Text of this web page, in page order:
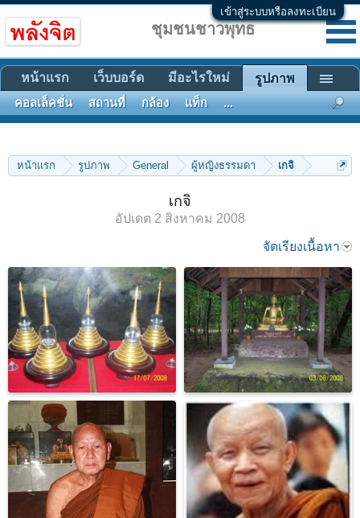
เข้าสู่ระบบหรือลงทะเบียน
หน้าแรก รูปภาพ General ผู้หญิงธรรมดา เกจิ
เกจิ
อัปเดต 2 สิงหาคม 2008
จัดเรียงเนื้อหา
ชุมชนชาวพุทธ
หน้าแรก เว็บบอร์ด มีอะไรใหม่ รูปภาพ
คอลเล็คชั่น สถานที่ กล้อง แท็ก ...